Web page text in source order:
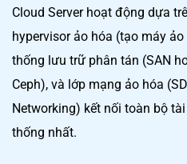
Cloud Server hoạt động dựa
hypervisor ảo hóa (tạo máy
thống lưu trữ phân tán (SAN
Ceph), và lớp mạng ảo hóa
Networking) kết nối toàn bộ
thống nhất.